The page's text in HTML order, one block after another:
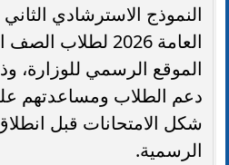
النموذج الاسترشادي الثاني
العامة 2026 لطلاب
الموقع الرسمي للوزارة،
دعم الطلاب ومساعدتهم
شكل الامتحانات قبل
الرسمية.